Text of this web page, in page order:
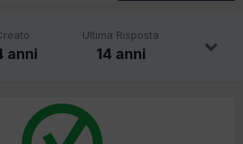
anni
Ultima Risposta
14 anni